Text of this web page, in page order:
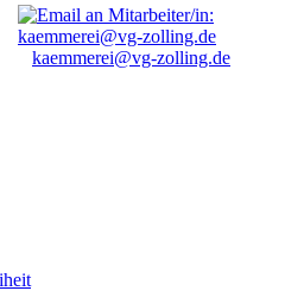
kaemmerei@vg-zolling.de